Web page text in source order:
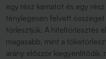
egy rész kamatot és egy
ténylegesen felvett összeget
törlesztjük. A hiteltörlesztés
magasabb, mint a
arány először kiegyenlítődik,